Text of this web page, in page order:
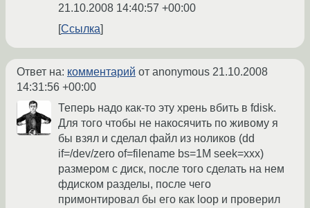
21.10.2008 14:40:57 +00:00
Ссылка
Ответ на: комментарий от anonymous 21.10.2008
14:31:56 +00:00
Теперь надо как-то эту хрень вбить в fdisk.
Для того чтобы не накосячить по живому я
бы взял и сделал файл из ноликов (dd
if=/dev/zero of=filename bs=1M seek=xxx)
размером с диск, после того сделать на нем
фдиском разделы, после чего
примонтировал бы его как loop и проверил